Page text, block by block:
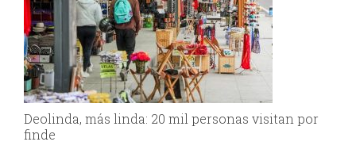
Deolinda, más linda: 20 mil personas visitan por
finde